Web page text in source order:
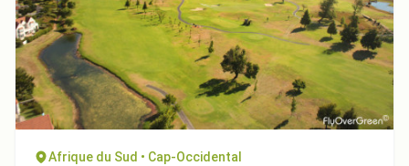
Afrique du Sud • Cap-Occidental